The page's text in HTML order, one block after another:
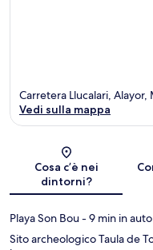
Carretera Llucalari,
Vedi sulla mappa
Cosa c’è nei
dintorni?
Playa Son Bou- 9 min in auto
Sito archeologico Taula de